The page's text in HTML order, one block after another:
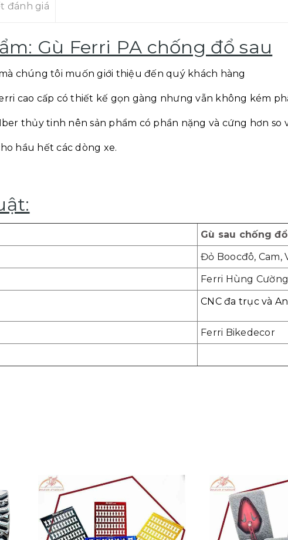
đánh giá
Gù Ferri PA chống đổ sau
chúng tôi muốn giới thiệu đến quý khách hàng
cao cấp có thiết kế gọn gàng nhưng vẫn không kém
thủy tinh nên sản phẩm có phần nặng và cứng hơn
hầu hết các dòng xe.
Gù sau chống
Đỏ Boocđô, Cam,
Ferri Hùng Cường
CNC đa trục và
Ferri Bikedecor